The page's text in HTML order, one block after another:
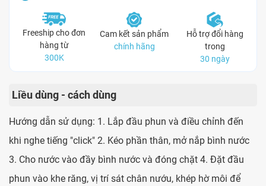
Freeship cho đơn
hàng từ
300K
Cam kết sản phẩm
chính hãng
Hỗ trợ đổi hàng
trong
30 ngày
Liều dùng - cách dùng
Hướng dẫn sử dụng: 1. Lắp đầu phun và điều chỉnh đến
khi nghe tiếng "click" 2. Kéo phần thân, mở nắp bình nước
3. Cho nước vào đầy bình nước và đóng chặt 4. Đặt đầu
phun vào khe răng, vị trí sát chân nướu, khép hờ môi để